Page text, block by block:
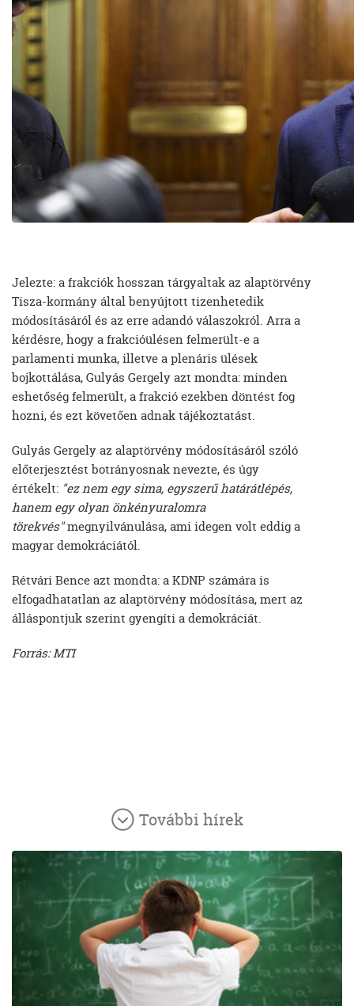
Jelezte: a frakciók hosszan tárgyaltak az alaptörvény
Tisza-kormány által benyújtott tizenhetedik
módosításáról és az erre adandó válaszokról. Arra a
kérdésre, hogy a frakcióülésen felmerült-e a
parlamenti munka, illetve a plenáris ülések
bojkottálása, Gulyás Gergely azt mondta: minden
eshetőség felmerült, a frakció ezekben döntést fog
hozni, és ezt követően adnak tájékoztatást.
Gulyás Gergely az alaptörvény módosításáról szóló
előterjesztést botrányosnak nevezte, és úgy
értékelt: "ez nem egy sima, egyszerű határátlépés,
hanem egy olyan önkényuralomra
törekvés"megnyilvánulása, ami idegen volt eddig a
magyar demokráciától.
Rétvári Bence azt mondta: a KDNP számára is
elfogadhatatlan az alaptörvény módosítása, mert az
álláspontjuk szerint gyengíti a demokráciát.
Forrás: MTI
További hírek